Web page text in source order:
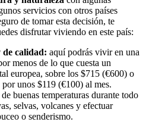
servicios con otros países
de tomar esta decisión, te
disfrutar viviendo en este país:
calidad: aquí podrás vivir en una
menos de lo que cuesta un
europea, sobre los $715 (€600) o
unos $119 (€100) al mes.
buenas temperaturas durante todo
selvas, volcanes y efectuar
o senderismo.